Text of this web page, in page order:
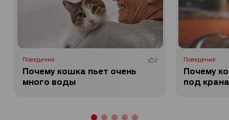
Поведение 2
Почему кошка пьет очень
много воды
Поведение
Почему
под